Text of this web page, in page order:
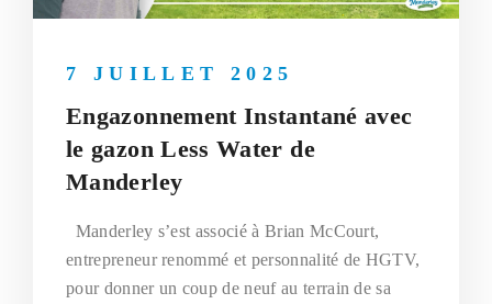
Engazonnement Instantané avec
le gazon Less Water de
Manderley
7 JUILLET 2025
Manderley s’est associé à Brian McCourt,
entrepreneur renommé et personnalité de HGTV,
pour donner un coup de neuf au terrain de sa